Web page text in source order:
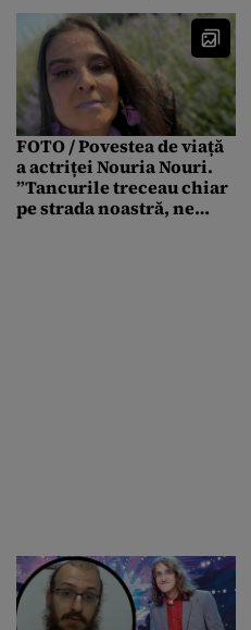
FOTO / Povestea de viață
a actriței Nouria Nouri.
”Tancurile treceau chiar
pe strada noastră, ne